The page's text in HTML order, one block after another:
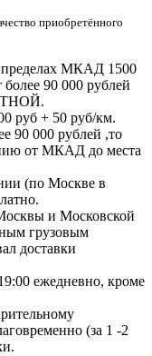
приобретённого
пределах МКАД 1500
более 90 000 рублей
руб + 50 руб/км.
90 000 рублей ,то
от МКАД до места
(по Москве в
и Московской
грузовым
доставки
ежедневно, кроме
(за 1 -2